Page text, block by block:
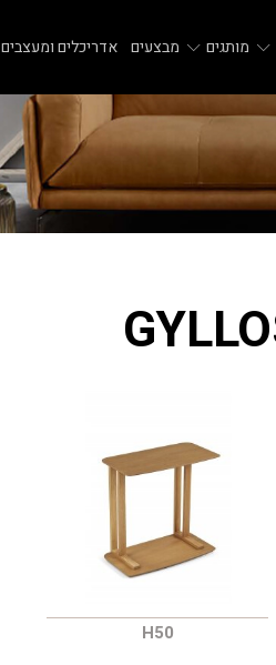
מותגים מבצעים אדריכלים ומעצבים
H50